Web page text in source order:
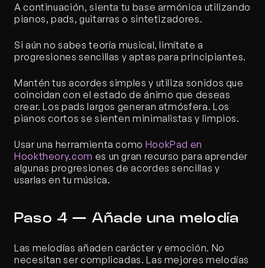
A continuación, sienta tu base armónica utilizando
pianos, pads, guitarras o sintetizadores.
Si aún no sabes teoría musical, limítate a
progresiones sencillas y aptas para principiantes.
Mantén tus acordes simples y utiliza sonidos que
coincidan con el estado de ánimo que deseas
crear. Los pads largos generan atmósfera. Los
pianos cortos se sienten minimalistas y limpios.
Usar una herramienta como HookPad en
Hooktheory.com es un gran recurso para aprender
algunas progresiones de acordes sencillas y
usarlas en tu música.
Paso 4 — Añade una melodía
Las melodías añaden carácter y emoción. No
necesitan ser complicadas. Las mejores melodías